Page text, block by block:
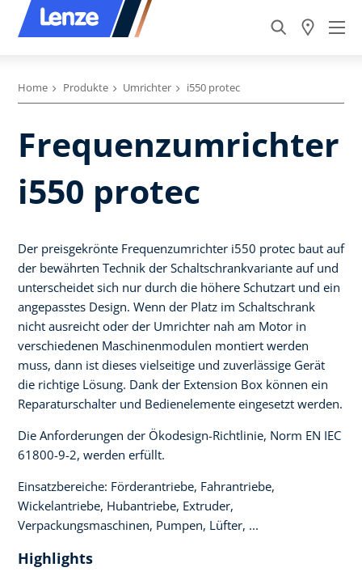
Home Produkte Umrichter i550 protec
Frequenzumrichter
i550 protec
Der preisgekrönte Frequenzumrichter i550 protec baut auf
der bewährten Technik der Schaltschrankvariante auf und
unterscheidet sich nur durch die höhere Schutzart und ein
angepasstes Design. Wenn der Platz im Schaltschrank
nicht ausreicht oder der Umrichter nah am Motor in
verschiedenen Maschinenmodulen montiert werden
muss, dann ist dieses vielseitige und zuverlässige Gerät
die richtige Lösung. Dank der Extension Box können ein
Reparaturschalter und Bedienelemente eingesetzt werden.
Die Anforderungen der Ökodesign-Richtlinie, Norm EN IEC
61800-9-2, werden erfüllt.
Einsatzbereiche: Förderantriebe, Fahrantriebe,
Wickelantriebe, Hubantriebe, Extruder,
Verpackungsmaschinen, Pumpen, Lüfter, ...
Highlights